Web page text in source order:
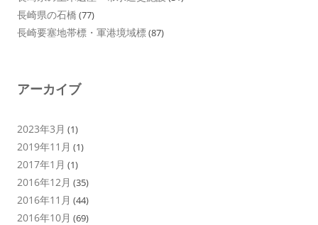
長崎県の石橋 (77)
長崎要塞地帯標・軍港境域標(87)
アーカイブ
2023年3月 (1)
2019年11月 (1)
2017年1月 (1)
2016年12月 (35)
2016年11月 (44)
2016年10月 (69)